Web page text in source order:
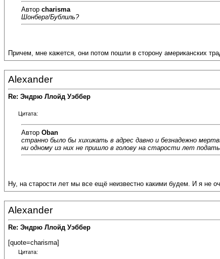
Автор charisma
Шонберг/Бублиль?
Причем, мне кажется, они потом пошли в сторону американских
Alexander
Re: Эндрю Ллойд Уэббер
Цитата:
Автор Oban
странно было бы хихикать в адрес давно и безнадежно
ни одному из них не пришло в голову на старости лет
Ну, на старости лет мы все ещё неизвестно какими будем. И я не
Alexander
Re: Эндрю Ллойд Уэббер
[quote=charisma]
Цитата: